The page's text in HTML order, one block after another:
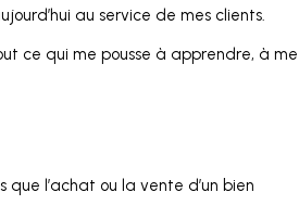
au service de mes clients.
ce qui me pousse à apprendre, à me
l’achat ou la vente d’un bien